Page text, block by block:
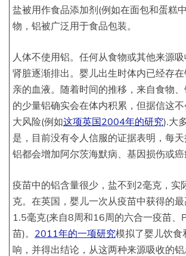
盐被用作食品添加剂(例如在面包和蛋糕
物，铝被广泛用于食品包装。
人体不使用铝。任何从食物或其他来源
肾脏逐渐排出。婴儿出生时体内已经存
亲的血液。随着时间的推移，来自食物
的少量铝确实会在体内积累，但据信这
大风险(例如这项英国2004年的研究).大
是，目前没有令人信服的证据表明，每
铝都会增加阿尔茨海默病、基因损伤或癌
疫苗中的铝含量很少，盐不到2毫克，实
克。在英国，婴儿一次从疫苗中获得的
1.5毫克(来自8周和16周的六合一疫苗、
苗)。 2011年的一项研究模拟了婴儿饮食
响，并得出结论，从这两种来源吸收的